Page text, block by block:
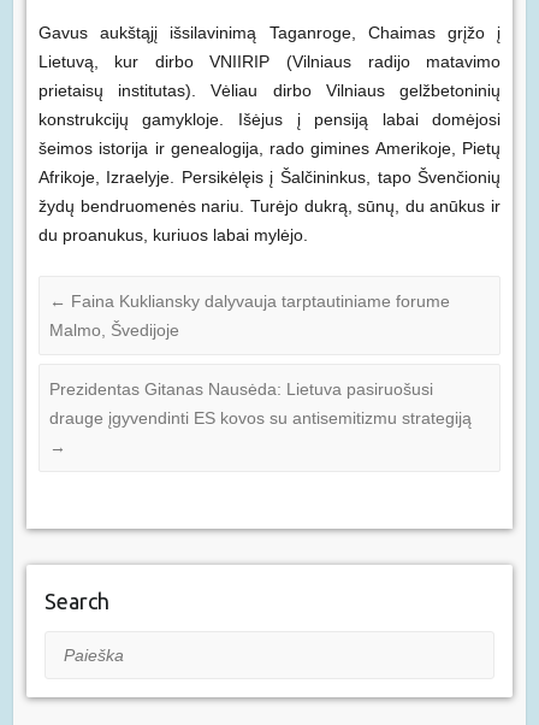
Gavus aukštąjį išsilavinimą Taganroge, Chaimas grįžo į
Lietuvą, kur dirbo VNIIRIP (Vilniaus radijo matavimo
prietaisų institutas). Vėliau dirbo Vilniaus gelžbetoninių
konstrukcijų gamykloje. Išėjus į pensiją labai domėjosi
šeimos istorija ir genealogija, rado gimines Amerikoje, Pietų
Afrikoje, Izraelyje. Persikėlęis į Šalčininkus, tapo Švenčionių
žydų bendruomenės nariu. Turėjo dukrą, sūnų, du anūkus ir
du proanukus, kuriuos labai mylėjo.
← Faina Kukliansky dalyvauja tarptautiniame forume
Malmo, Švedijoje
Prezidentas Gitanas Nausėda: Lietuva pasiruošusi
drauge įgyvendinti ES kovos su antisemitizmu strategiją
→
Search
Paieška